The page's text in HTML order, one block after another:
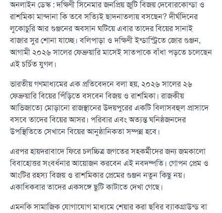
অনলাইন ডেস্ক : দক্ষিণী সিনেমার জনপ্রিয় জুটি বিজয় দেবোরকোন্ডা ও
রাশমিকা মান্দানা কি তবে সত্যিই ছাদনাতলায় বসছেন? দীর্ঘদিনের
লুকোচুরি আর গুঞ্জনের অবসান ঘটিয়ে এবার তাদের বিয়ের সানাই
বাজার সুর শোনা যাচ্ছে। বলিপাড়া ও দক্ষিণী ইন্ডাস্ট্রিতে জোর গুঞ্জন,
আগামী ২০২৬ সালের ফেব্রুয়ারি মাসেই সাতপাকে বাঁধা পড়তে চলেছেন
এই চর্চিত যুগল।
ভারতীয় গণমাধ্যমের এক প্রতিবেদনে বলা হয়, ২০২৬ সালের ২৬
ফেব্রুয়ারি বিয়ের পিঁড়িতে বসবেন বিজয় ও রাশমিকা। রাজকীয়
আভিজাত্যে মোড়ানো রাজস্থানের উদয়পুরের একটি বিলাসবহুল প্রাসাদে
বসবে তাদের বিয়ের আসর। পরিবার এবং অত্যন্ত ঘনিষ্ঠজনদের
উপস্থিতিতে সেখানে বিয়ের আনুষ্ঠানিকতা সম্পন্ন হবে।
এরপর হায়দরাবাদে ফিরে চলচ্চিত্র জগতের সহকর্মীদের জন্য জমকালো
বিবাহোত্তর সংবর্ধনার আয়োজন করবেন এই নবদম্পতি। গোপন প্রেম ও
আংটির রহস্য বিজয় ও রাশমিকার প্রেমের গুঞ্জন নতুন কিছু নয়।
একাধিকবার তাদের একসঙ্গে ছুটি কাটাতে দেখা গেছে।
এমনকি সামাজিক যোগাযোগ মাধ্যমে শেয়ার করা ছবির ব্যাকগ্রাউন্ড বা